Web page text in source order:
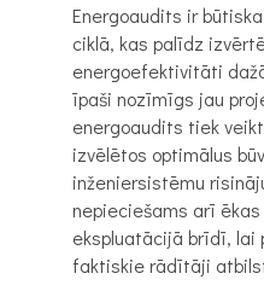
Energoaudits ir
ciklā, kas palīdz
energoefektivitāti
īpaši nozīmīgs jau
energoaudits tiek
izvēlētos optimālus
inženiersistēmu
nepieciešams arī ēkas
ekspluatācijā brīdī, lai
faktiskie rādītāji